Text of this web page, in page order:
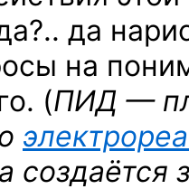
да
на
(ПИД —
создаётся